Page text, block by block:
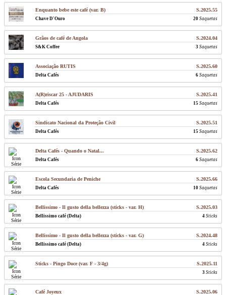
Enquanto bebe este café (var. B) S.2025.55
Chave D'Ouro 20 Saquetas
Grãos de café de Angola S.2024.04
S&K Coffee 3 Saquetas
Associação RUTIS S.2025.60
Delta Cafés 6 Saquetas
A(R)riscar 25 - AJUDARIS S.2025.41
Delta Cafés 15 Saquetas
Sindicato Nacional da Proteção Civil S.2025.51
Delta Cafés 15 Saquetas
Delta Cafés - Quando o Natal... S.2025.62
Delta Cafés 6 Saquetas
Escola Secundaria de Peniche S.2025.66
Delta Cafés 10 Saquetas
Bellissimo - Il gusto della bellezza (sticks - var. H) S.2025.03
Bellissimo café (Delta) 4 Sticks
Bellissimo - Il gusto della bellezza (sticks - var. G) S.2024.48
Bellissimo café (Delta) 4 Sticks
Sticks - Pingo Doce (var. F - 3/4g) S.2025.11
3 Sticks
Café Joyeux S.2025.06